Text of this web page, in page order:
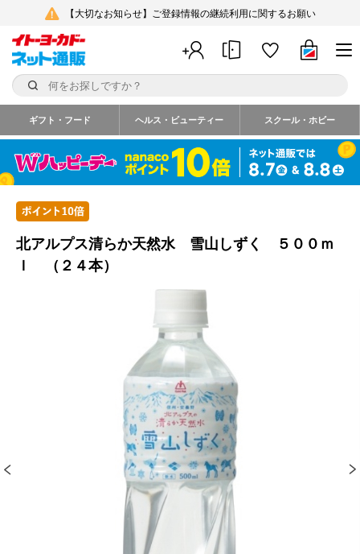
【大切なお知らせ】ご登録情報の継続利用に関するお願い
ギフト・フード ヘルス・ビューティー スクール・ホビー
北アルプス清らか天然水 雪山しずく ５００ｍ
ｌ （２４本）